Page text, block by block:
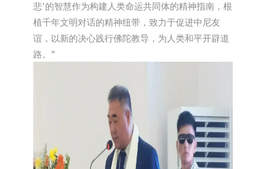
悲’的智慧作为构建人类命运共同体的精神指南，根
植千年文明对话的精神纽带，致力于促进中尼友
谊，以新的决心践行佛陀教导，为人类和平开辟道
路。”